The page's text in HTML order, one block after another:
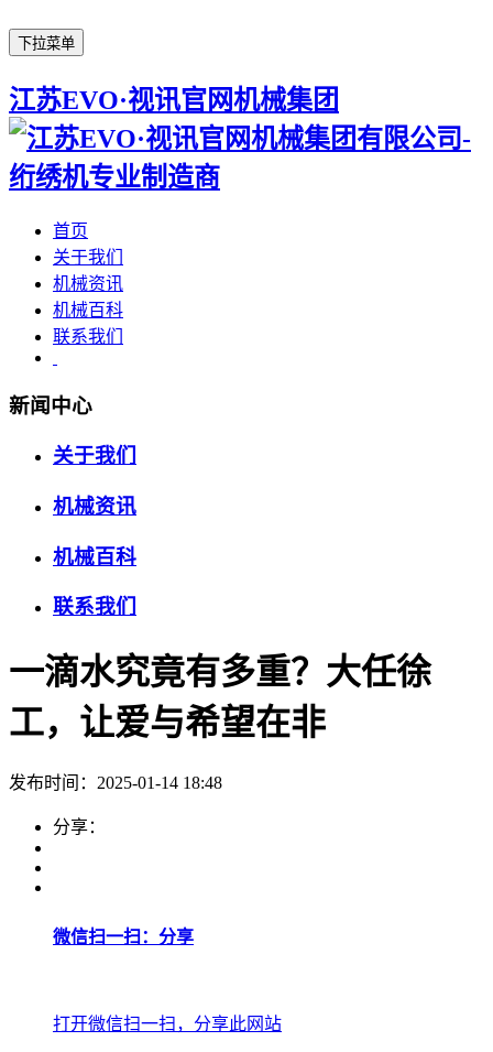
下拉菜单
江苏EVO·视讯官网机械集团
首页
关于我们
机械资讯
机械百科
联系我们
新闻中心
关于我们
机械资讯
机械百科
联系我们
一滴水究竟有多重？大任徐
工，让爱与希望在非
发布时间：2025-01-14 18:48
分享：
微信扫一扫：分享
打开微信扫一扫，分享此网站